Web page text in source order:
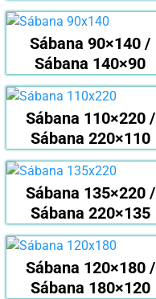
Sábana 90×140 /
Sábana 140×90
Sábana 110×220 /
Sábana 220×110
Sábana 135×220 /
Sábana 220×135
Sábana 120×180 /
Sábana 180×120